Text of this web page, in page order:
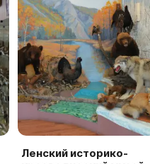
Ленский историко-